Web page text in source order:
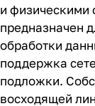
и физическими
предназначен
обработки
поддержка
подложки.
восходящей